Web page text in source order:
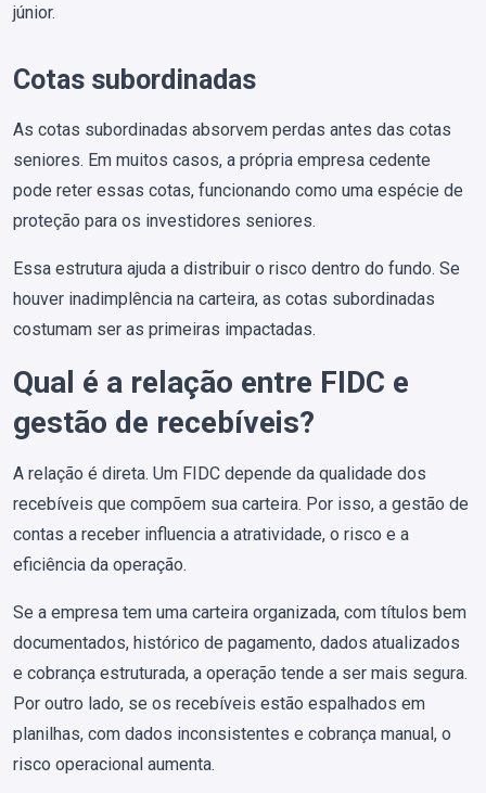
júnior.
Cotas subordinadas
As cotas subordinadas absorvem perdas antes das cotas
seniores. Em muitos casos, a própria empresa cedente
pode reter essas cotas, funcionando como uma espécie de
proteção para os investidores seniores.
Essa estrutura ajuda a distribuir o risco dentro do fundo. Se
houver inadimplência na carteira, as cotas subordinadas
costumam ser as primeiras impactadas.
Qual é a relação entre FIDC e
gestão de recebíveis?
A relação é direta. Um FIDC depende da qualidade dos
recebíveis que compõem sua carteira. Por isso, a gestão de
contas a receber influencia a atratividade, o risco e a
eficiência da operação.
Se a empresa tem uma carteira organizada, com títulos bem
documentados, histórico de pagamento, dados atualizados
e cobrança estruturada, a operação tende a ser mais segura.
Por outro lado, se os recebíveis estão espalhados em
planilhas, com dados inconsistentes e cobrança manual, o
risco operacional aumenta.